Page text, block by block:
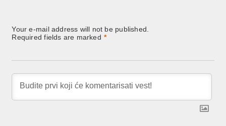
Your e-mail address will not be published.
Required fields are marked *